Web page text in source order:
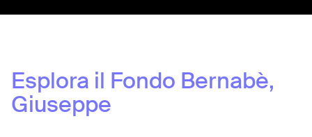
Esplora il Fondo Bernabè,
Giuseppe